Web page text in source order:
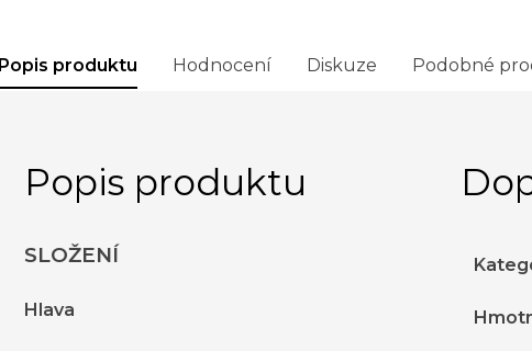
Popis produktu Hodnocení Diskuze Podobné
Popis produktu
SLOŽENÍ
Hlava